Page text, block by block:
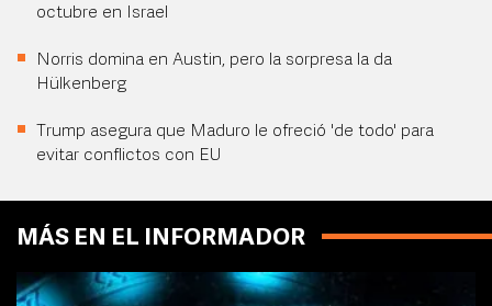
octubre en Israel
Norris domina en Austin, pero la sorpresa la da
Hülkenberg
Trump asegura que Maduro le ofreció 'de todo' para
evitar conflictos con EU
MÁS EN EL INFORMADOR